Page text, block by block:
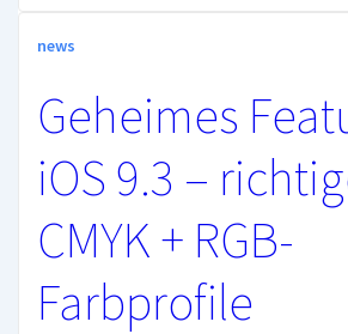
oder
news
Geheimes
iOS 9.3 –
CMYK + RGB-
Farbprofile